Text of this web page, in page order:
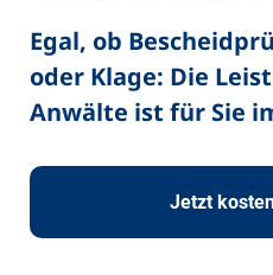
Egal, ob
oder Klage: Die
Anwälte ist für Sie
Jetzt